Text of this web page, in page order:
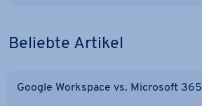
Beliebte Artikel
Google Workspace vs. Microsoft 365